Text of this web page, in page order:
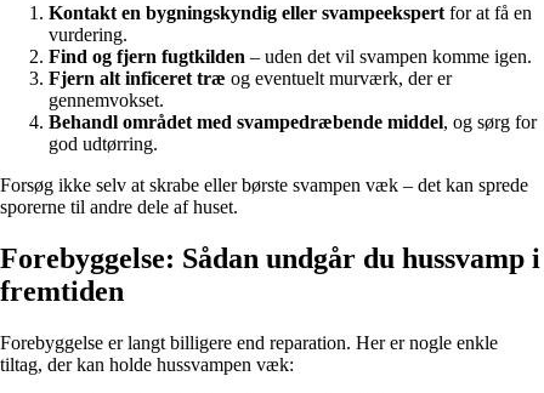
Kontakt en bygningskyndig eller svampeekspert for at få en
vurdering.
Find og fjern fugtkilden – uden det vil svampen komme igen.
Fjern alt inficeret træ og eventuelt murværk, der er
gennemvokset.
Behandl området med svampedræbende middel, og sørg for
god udtørring.
Forsøg ikke selv at skrabe eller børste svampen væk – det kan sprede
sporerne til andre dele af huset.
Forebyggelse: Sådan undgår du hussvamp i
fremtiden
Forebyggelse er langt billigere end reparation. Her er nogle enkle
tiltag, der kan holde hussvampen væk: